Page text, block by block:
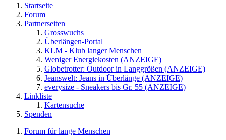
Startseite
Forum
Partnerseiten
Grosswuchs
Überlängen-Portal
KLM - Klub langer Menschen
Weniger Energiekosten (ANZEIGE)
Globetrotter: Outdoor in Langgrößen (ANZEIGE)
Jeanswelt: Jeans in Überlänge (ANZEIGE)
everysize - Sneakers bis Gr. 55 (ANZEIGE)
Linkliste
Kartensuche
Spenden
Forum für lange Menschen